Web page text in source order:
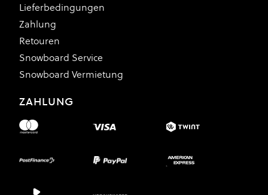
Lieferbedingungen
Zahlung
Retouren
Snowboard Service
Snowboard Vermietung
ZAHLUNG